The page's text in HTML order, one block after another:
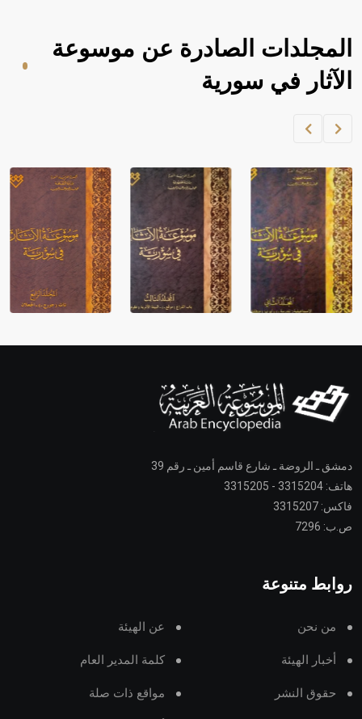
المجلدات الصادرة عن موسوعة
الآثار في سورية
دمشق ـ الروضة ـ شارع قاسم أمين ـ رقم 39
هاتف: 3315204 - 3315205
فاكس: 3315207
ص.ب: 7296
روابط متنوعة
من نحن عن الهيئة
أخبار الهيئة كلمة المدير العام
حقوق النشر مواقع ذات صلة